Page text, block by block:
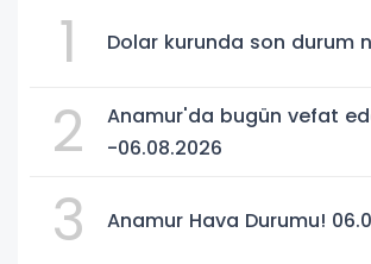
1 Dolar kurunda son durum
2
Anamur'da bugün vefat
-06.08.2026
3 Anamur Hava Durumu!